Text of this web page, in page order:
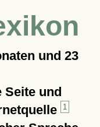
und 23
Seite und
1